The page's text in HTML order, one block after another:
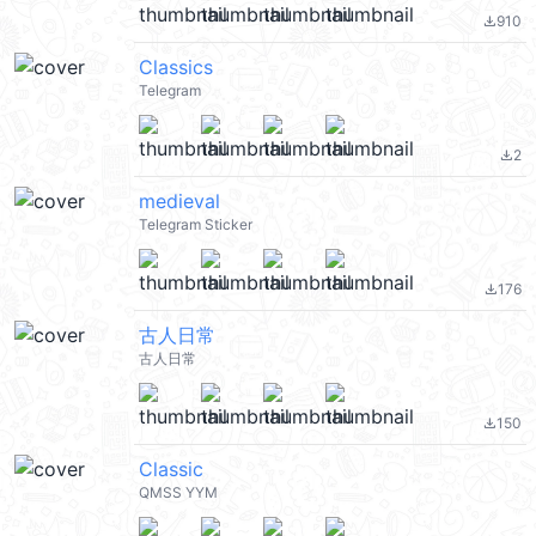
file_download910
Classics
Telegram
file_download2
medieval
Telegram Sticker
file_download176
古人日常
古人日常
file_download150
Classic
QMSS YYM